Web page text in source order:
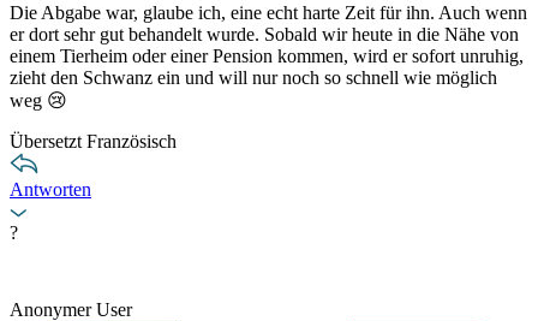
Die Abgabe war, glaube ich, eine echt harte Zeit für ihn. Auch wenn
er dort sehr gut behandelt wurde. Sobald wir heute in die Nähe von
einem Tierheim oder einer Pension kommen, wird er sofort unruhig,
zieht den Schwanz ein und will nur noch so schnell wie möglich
weg 😢
Übersetzt Französisch
Antworten
?
Anonymer User